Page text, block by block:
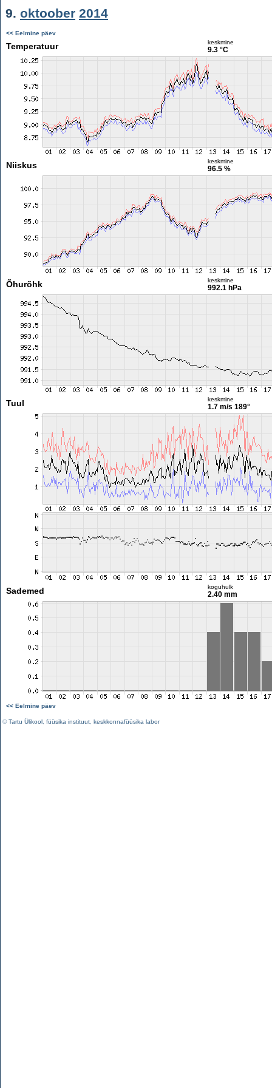
9. oktoober 2014
<< Eelmine päev
Temperatuur keskmine
9.3 °C
Niiskus keskmine
96.5 %
Õhurõhk keskmine
992.1 hPa
Tuul keskmine
1.7 m/s 189°
Sademed koguhulk
2.40 mm
<< Eelmine päev
©Tartu Ülikool füüsika instituut keskkonnafüüsika labor